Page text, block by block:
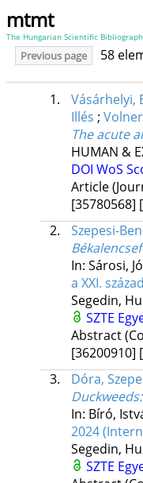
mtmt
The Hungarian Scientific
Previous page 58
1. Vásárhelyi,
Illés ;
The acute
HUMAN &
DOI WoS
Article
[35780568]
2.
Szepesi-
In: Sárosi,
a XXI.
Segedin,
SZTE
Abstract
[36200910]
3.
Dóra,
In: Bíró,
2024
Segedin,
SZTE